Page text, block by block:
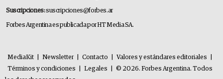
Suscripciones:suscripciones@forbes.ar
Forbes Argentina es publicada por HT Media SA.
MediaKit Newsletter Contacto Valores y estándares editoriales
Términos y condiciones
Legales
© 2026. Forbes Argentina. Todos